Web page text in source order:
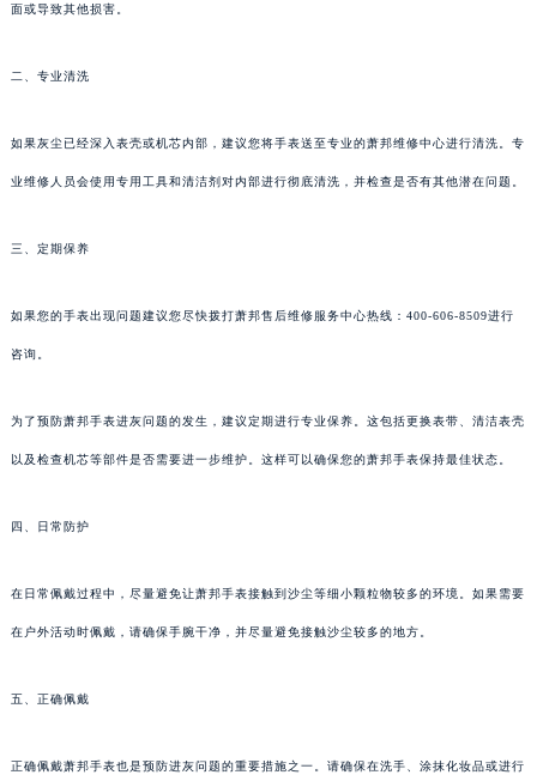
面或导致其他损害。
二、专业清洗
如果灰尘已经深入表壳或机芯内部，建议您将手表送至专业的萧邦维修中心进行清洗。专
业维修人员会使用专用工具和清洁剂对内部进行彻底清洗，并检查是否有其他潜在问题。
三、定期保养
如果您的手表出现问题建议您尽快拨打萧邦售后维修服务中心热线：400-606-8509进行
咨询。
为了预防萧邦手表进灰问题的发生，建议定期进行专业保养。这包括更换表带、清洁表壳
以及检查机芯等部件是否需要进一步维护。这样可以确保您的萧邦手表保持最佳状态。
四、日常防护
在日常佩戴过程中，尽量避免让萧邦手表接触到沙尘等细小颗粒物较多的环境。如果需要
在户外活动时佩戴，请确保手腕干净，并尽量避免接触沙尘较多的地方。
五、正确佩戴
正确佩戴萧邦手表也是预防进灰问题的重要措施之一。请确保在洗手、涂抹化妆品或进行